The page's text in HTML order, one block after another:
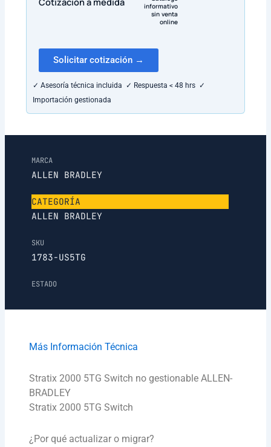
informativo
sin venta
online
Solicitar cotización →
✓ Asesoría técnica incluida ✓ Respuesta < 48 hrs ✓
Importación gestionada
MARCA
ALLEN BRADLEY
CATEGORÍA
ALLEN BRADLEY
SKU
1783-US5TG
ESTADO
Más Información Técnica
Stratix 2000 5TG Switch no gestionable ALLEN-
BRADLEY
Stratix 2000 5TG Switch
¿Por qué actualizar o migrar?